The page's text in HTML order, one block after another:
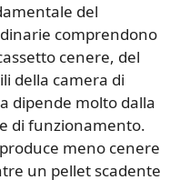
del
comprendono
cenere, del
della camera di
dipende molto dalla
di funzionamento.
meno cenere
un pellet scadente